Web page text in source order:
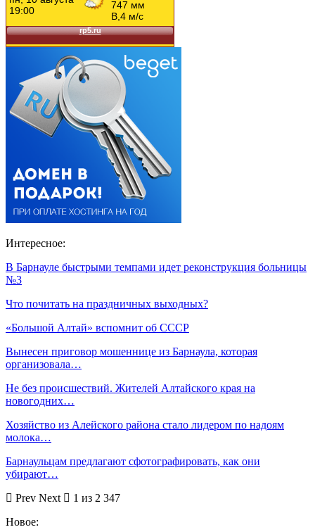
Интересное:
В Барнауле быстрыми темпами идет реконструкция больницы
№3
Что почитать на праздничных выходных?
«Большой Алтай» вспомнит об СССР
Вынесен приговор мошеннице из Барнаула, которая
организовала…
Не без происшествий. Жителей Алтайского края на
новогодних…
Хозяйство из Алейского района стало лидером по надоям
молока…
Барнаульцам предлагают сфотографировать, как они
убирают…
Prev Next
1 из 2 347
Новое: